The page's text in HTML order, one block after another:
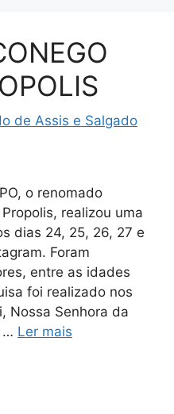
de Assis e Salgado
o renomado
realizou uma
dias 24, 25, 26, 27 e
Foram
entre as idades
foi realizado nos
Nossa Senhora da
… Ler mais